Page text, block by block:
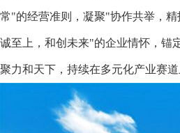
常"的经营准则，凝聚"协作共举，
诚至上，和创未来"的企业情怀，锚
聚力和天下，持续在多元化产业赛道